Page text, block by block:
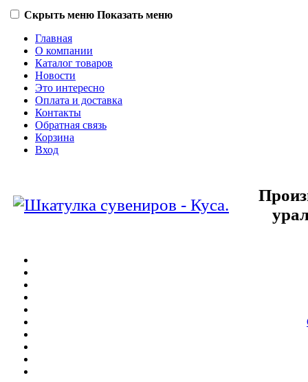
Скрыть меню Показать меню
Главная
О компании
Каталог товаров
Новости
Это интересно
Оплата и доставка
Контакты
Обратная связь
Корзина
Вход